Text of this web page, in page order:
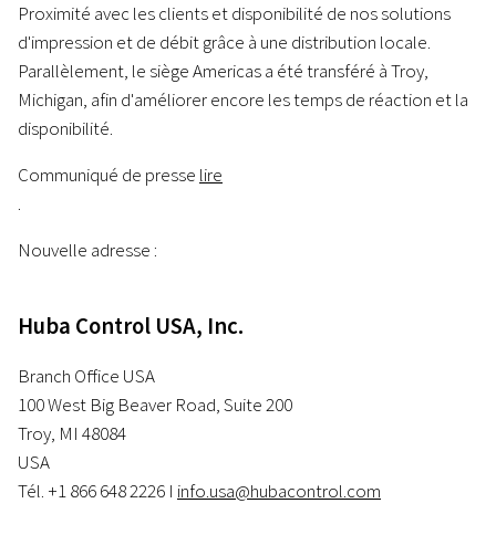
Proximité avec les clients et disponibilité de nos solutions
d'impression et de débit grâce à une distribution locale.
Parallèlement, le siège Americas a été transféré à Troy,
Michigan, afin d'améliorer encore les temps de réaction et la
disponibilité.
Communiqué de presse lire
.
Nouvelle adresse :
Huba Control USA, Inc.
Branch Office USA
100 West Big Beaver Road, Suite 200
Troy, MI 48084
USA
Tél. +1 866 648 2226 I info.usa@hubacontrol.com